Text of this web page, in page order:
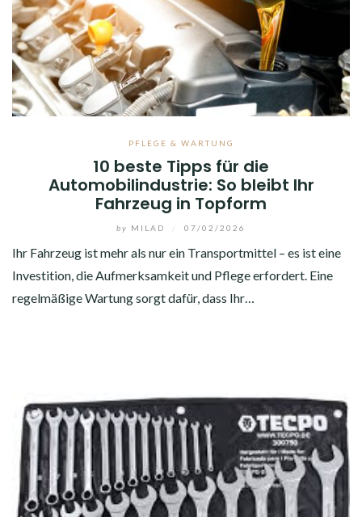
PFLEGE & WARTUNG
10 beste Tipps für die
Automobilindustrie: So bleibt Ihr
Fahrzeug in Topform
by MILAD 07/02/2026
Ihr Fahrzeug ist mehr als nur ein Transportmittel – es ist eine
Investition, die Aufmerksamkeit und Pflege erfordert. Eine
regelmäßige Wartung sorgt dafür, dass Ihr…